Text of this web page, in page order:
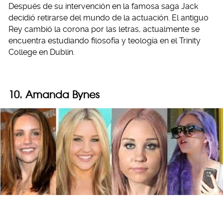
Después de su intervención en la famosa saga Jack
decidió retirarse del mundo de la actuación. El antiguo
Rey cambió la corona por las letras, actualmente se
encuentra estudiando filosofía y teología en el Trinity
College en Dublin.
10. Amanda Bynes